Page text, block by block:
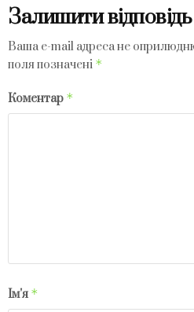
Залишити відповідь
Ваша e-mail адреса не
поля позначені *
Коментар *
Ім'я *